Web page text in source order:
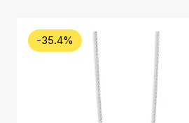
-35.4%